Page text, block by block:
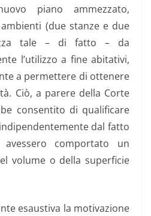
piano ammezzato,
(due stanze e due
tale – di fatto – da
l’utilizzo a fine abitativi,
a permettere di ottenere
Ciò, a parere della Corte
consentito di qualificare
dal fatto
comportato un
volume o della superficie
esaustiva la motivazione